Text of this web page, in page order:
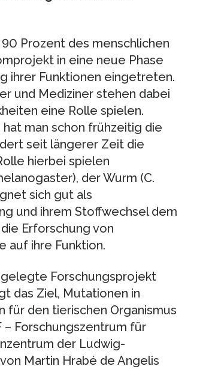
Prozent des menschlichen
in eine neue Phase
ihrer Funktionen eingetreten.
und Mediziner stehen dabei
eine Rolle spielen.
man schon frühzeitig die
seit längerer Zeit die
hierbei spielen
der Wurm (C.
sich gut als
und ihrem Stoffwechsel dem
Erforschung von
auf ihre Funktion.
Forschungsprojekt
das Ziel, Mutationen in
für den tierischen Organismus
– Forschungszentrum für
der Ludwig-
Martin Hrabé de Angelis